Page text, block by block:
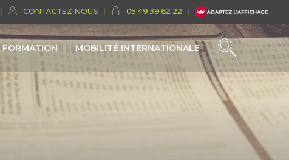
CONTACTEZ-NOUS 05 49 39 62 22
FORMATION MOBILITÉ INTERNATIONALE